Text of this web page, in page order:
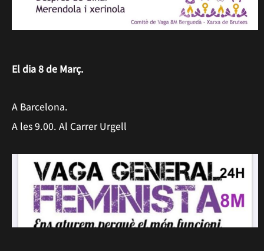
El dia 8 de Març.
A Barcelona.
A les 9.00. Al Carrer Urgell